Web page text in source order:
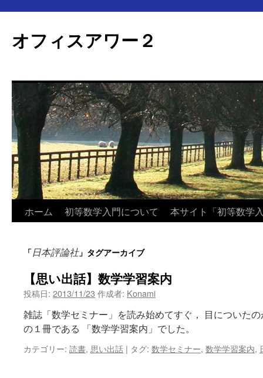
オフィスアワー２
ツ
へ
ホーム 初等数学入門について 本サイト「初等数学
「日本評論社」タグアーカイブ
【思い出話】数学学習案内
投稿日: 2013/11/23 作成者: Konami
雑誌「数学セミナー」を読み始めてすぐ， 目についた
の１冊である 「数学学習案内」でした。
カテゴリー: 読書, 思い出話 | タグ: 数学セミナー, 数学学習案内,